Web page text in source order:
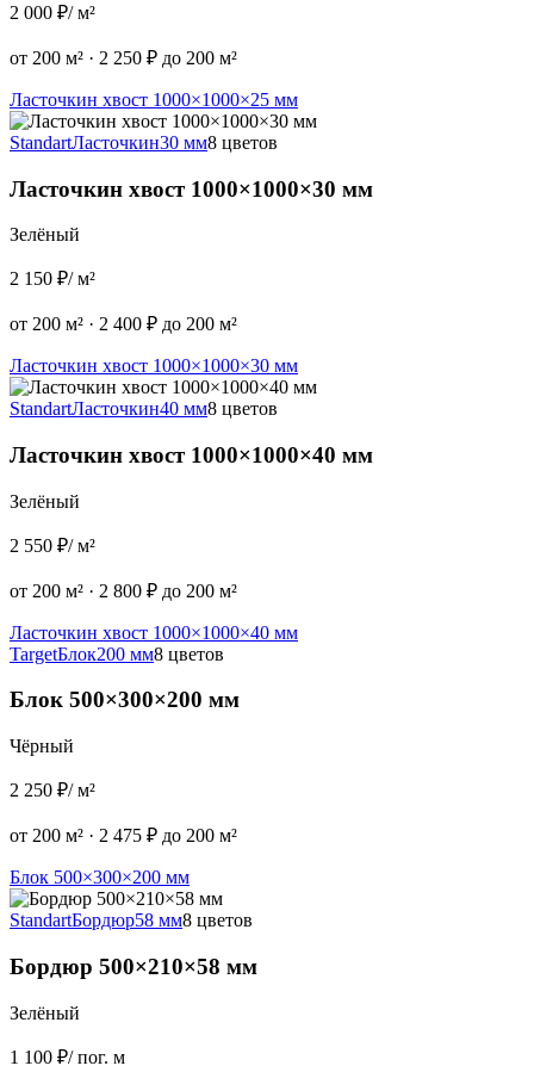
2 000 ₽/ м²
от 200 м² · 2 250 ₽ до 200 м²
Ласточкин хвост 1000×1000×25 мм
StandartЛасточкин30 мм8 цветов
Ласточкин хвост 1000×1000×30 мм
Зелёный
2 150 ₽/ м²
от 200 м² · 2 400 ₽ до 200 м²
Ласточкин хвост 1000×1000×30 мм
StandartЛасточкин40 мм8 цветов
Ласточкин хвост 1000×1000×40 мм
Зелёный
2 550 ₽/ м²
от 200 м² · 2 800 ₽ до 200 м²
Ласточкин хвост 1000×1000×40 мм
TargetБлок200 мм8 цветов
Блок 500×300×200 мм
Чёрный
2 250 ₽/ м²
от 200 м² · 2 475 ₽ до 200 м²
Блок 500×300×200 мм
StandartБордюр58 мм8 цветов
Бордюр 500×210×58 мм
Зелёный
1 100 ₽/ пог. м